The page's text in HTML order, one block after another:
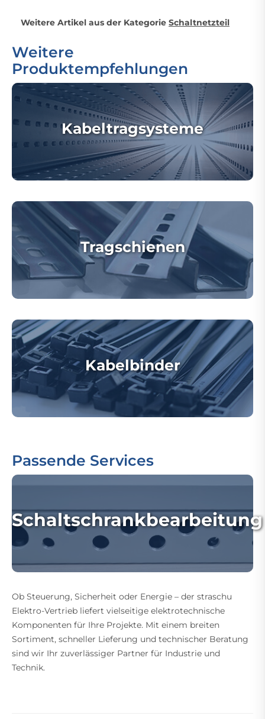
Weitere Artikel aus der Kategorie Schaltnetzteil
Weitere
Produktempfehlungen
Kabeltragsysteme
Tragschienen
Kabelbinder
Passende Services
Schaltschrankbearbeitung
Ob Steuerung, Sicherheit oder Energie – der straschu
Elektro-Vertrieb liefert vielseitige elektrotechnische
Komponenten für Ihre Projekte. Mit einem breiten
Sortiment, schneller Lieferung und technischer Beratung
sind wir Ihr zuverlässiger Partner für Industrie und
Technik.